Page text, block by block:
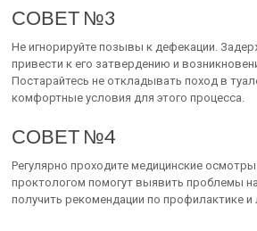
СОВЕТ №3
Не игнорируйте позывы к дефекации.
привести к его затвердению и
Постарайтесь не откладывать поход в
комфортные условия для этого процесса.
СОВЕТ №4
Регулярно проходите медицинские
проктологом помогут выявить проблемы на
получить рекомендации по профилактике